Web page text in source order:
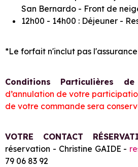
San Bernardo - Front de
12h00 - 14h00 : Déjeuner -
*Le forfait n'inclut pas
Conditions Particulières
d’annulation de votre
de votre commande sera
VOTRE CONTACT
réservation - Christine GAIDE -
79 06 83 92